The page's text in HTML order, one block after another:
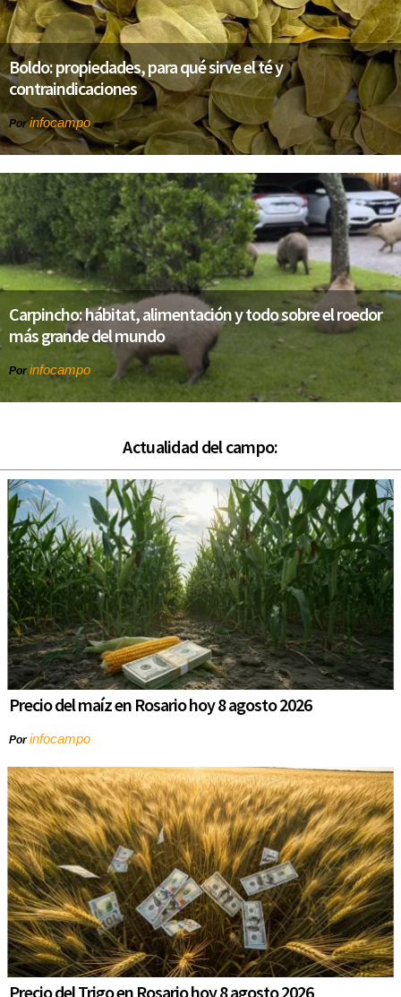
Boldo: propiedades, para qué sirve el té y
contraindicaciones
Porinfocampo
Carpincho: hábitat, alimentación y todo sobre el roedor
más grande del mundo
Por infocampo
Actualidad del campo:
Precio del maíz en Rosario hoy 8 agosto 2026
Porinfocampo
Precio del Trigo en Rosario hoy 8 agosto 2026